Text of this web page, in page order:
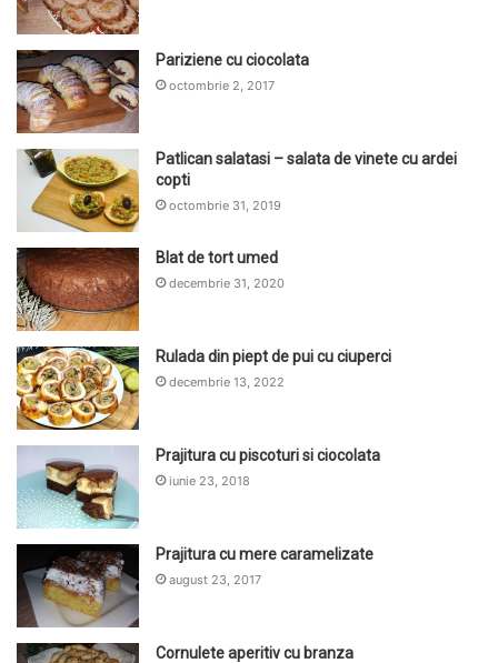
Pariziene cu ciocolata
octombrie 2, 2017
Patlican salatasi – salata de vinete cu ardei
copti
octombrie 31, 2019
Blat de tort umed
decembrie 31, 2020
Rulada din piept de pui cu ciuperci
decembrie 13, 2022
Prajitura cu piscoturi si ciocolata
iunie 23, 2018
Prajitura cu mere caramelizate
august 23, 2017
Cornulete aperitiv cu branza